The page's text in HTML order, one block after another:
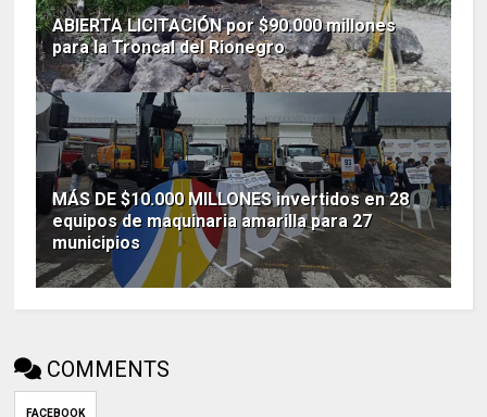
ABIERTA LICITACIÓN por $90.000 millones
para la Troncal del Rionegro
MÁS DE $10.000 MILLONES invertidos en 28
equipos de maquinaria amarilla para 27
municipios
COMMENTS
FACEBOOK